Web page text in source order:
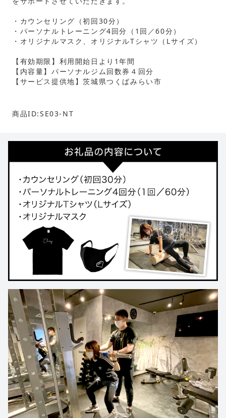
・カウンセリング（初回30分）
・パーソナルトレーニング4回分（1回／60分）
・オリジナルマスク、オリジナルTシャツ（Lサイズ）
【有効期限】利用開始日より1年間
【内容量】 パーソナルジム回数券４回分
【サービス提供地】茨城県つくばみらい市
商品ID:SE03-NT